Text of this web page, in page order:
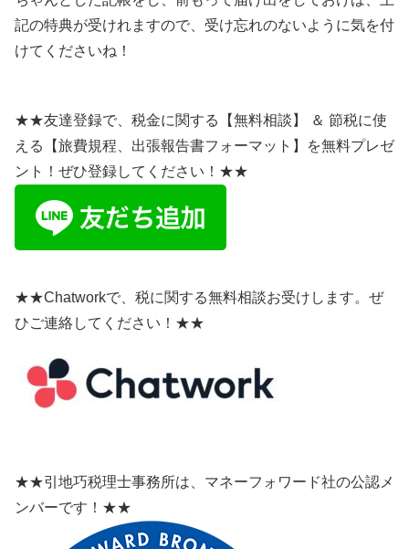
記の特典が受けれますので、受け忘れのないように気を付
けてくださいね！
★★友達登録で、税金に関する【無料相談】 ＆ 節税に使
える【旅費規程、出張報告書フォーマット】を無料プレゼ
ント！ぜひ登録してください！★★
★★Chatworkで、税に関する無料相談お受けします。ぜ
ひご連絡してください！★★
★★引地巧税理士事務所は、マネーフォワード社の公認メ
ンバーです！★★